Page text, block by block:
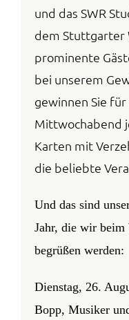
und das SWR
dem
prominente
bei unserem
gewinnen Sie
Mittwochabend
Karten mit
die beliebte
Und das sind
Jahr, die wir
begrüßen werden:
Dienstag, 26.
Bopp, Musiker